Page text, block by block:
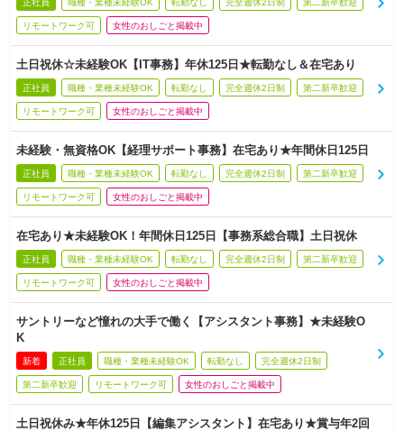
正社員 職種・業種未経験OK 転勤なし 完全週休2日制 第二新卒歓迎
リモートワーク可 女性のおしごと掲載中
土日祝休☆未経験OK【IT事務】年休125日★転勤なし＆在宅あり
正社員 職種・業種未経験OK 転勤なし 完全週休2日制 第二新卒歓迎
リモートワーク可 女性のおしごと掲載中
未経験・無資格OK【経理サポート事務】在宅あり★年間休日125日
正社員 職種・業種未経験OK 転勤なし 完全週休2日制 第二新卒歓迎
リモートワーク可 女性のおしごと掲載中
在宅あり★未経験OK！年間休日125日【事務系総合職】土日祝休
正社員 職種・業種未経験OK 転勤なし 完全週休2日制 第二新卒歓迎
リモートワーク可 女性のおしごと掲載中
サントリーなど憧れの大手で働く【アシスタント事務】★未経験O
K
新着 正社員 職種・業種未経験OK 転勤なし 完全週休2日制
第二新卒歓迎 リモートワーク可 女性のおしごと掲載中
土日祝休み★年休125日【編集アシスタント】在宅あり★賞与年2回